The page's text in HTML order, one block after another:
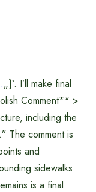
„}`. I’ll make final
Comment** >
including the
The comment is
and
sidewalks.
is a final